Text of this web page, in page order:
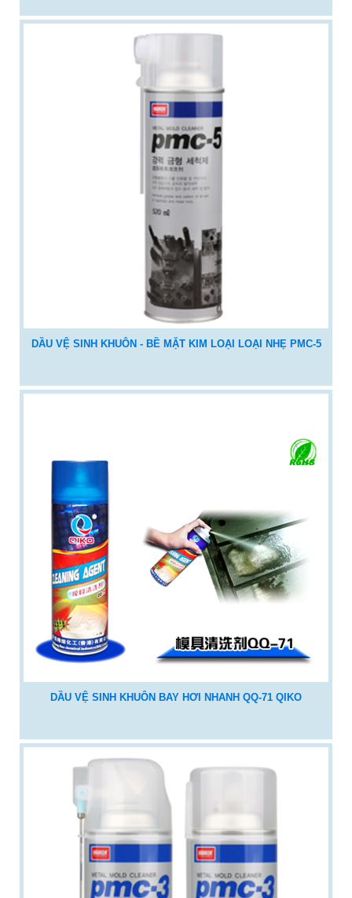
DẦU VỆ SINH KHUÔN - BỀ MẶT KIM LOẠI LOẠI NHẸ PMC-5
DẦU VỆ SINH KHUÔN BAY HƠI NHANH QQ-71 QIKO